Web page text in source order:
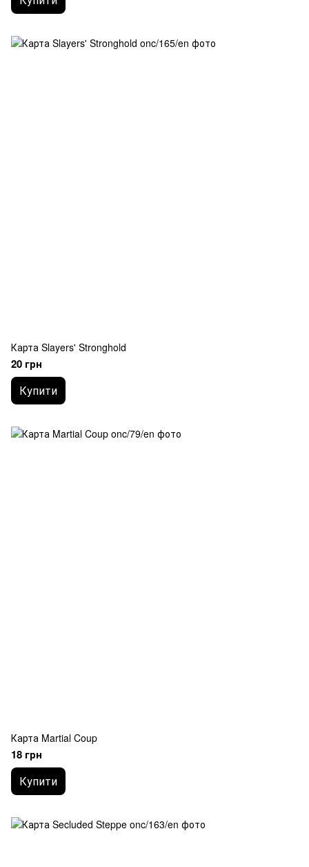
Карта Slayers' Stronghold
20 грн
Купити
Карта Martial Coup
18 грн
Купити